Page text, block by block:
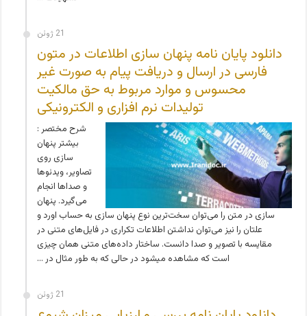
21 ژوئن
دانلود پایان نامه پنهان سازی اطلاعات در متون
فارسی در ارسال و دریافت پیام به صورت غیر
محسوس و موارد مربوط به حق مالکیت
تولیدات نرم افزاری و الکترونیکی
شرح مختصر :
بیشتر پنهان
سازی روی
تصاویر، ویدئوها
و صداها انجام
می‌گیرد. پنهان
سازی در متن را می‌توان سخت‌ترین نوع پنهان سازی به حساب اورد و
علتان را نیز می‌توان نداشتن اطلاعات تکراری در فایل‌های متنی در
مقایسه با تصویر و صدا دانست. ساختار داده‌های متنی همان چیزی
است که مشاهده می­شود در حالی که به طور مثال در …
21 ژوئن